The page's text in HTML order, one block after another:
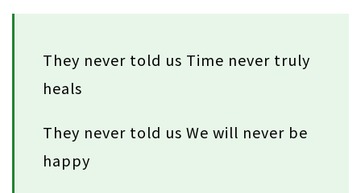
They never told us Time never truly
heals
They never told us We will never be
happy